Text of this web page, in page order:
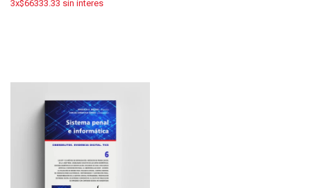
3x$66333.33 sin interes